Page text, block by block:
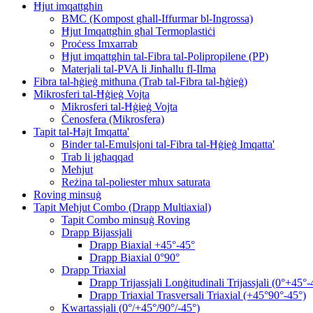
Ħjut imqattgħin
BMC (Kompost għall-Iffurmar bl-Ingrossa)
Ħjut Imqattgħin għal Termoplastiċi
Proċess Imxarrab
Ħjut imqattgħin tal-Fibra tal-Polipropilene (PP)
Materjali tal-PVA li Jinħallu fl-Ilma
Fibra tal-ħġieġ mitħuna (Trab tal-Fibra tal-ħġieġ)
Mikrosferi tal-Ħġieġ Vojta
Mikrosferi tal-Ħġieġ Vojta
Ċenosfera (Mikrosfera)
Tapit tal-Ħajt Imqatta'
Binder tal-Emulsjoni tal-Fibra tal-Ħġieġ Imqatta'
Trab li jgħaqqad
Meħjut
Reżina tal-poliester mhux saturata
Roving minsuġ
Tapit Meħjut Combo (Drapp Multiaxial)
Tapit Combo minsuġ Roving
Drapp Bijassjali
Drapp Biaxial +45°-45°
Drapp Biaxial 0°90°
Drapp Triaxial
Drapp Trijassjali Lonġitudinali Trijassjali (0°+45°-
Drapp Triaxial Trasversali Triaxial (+45°90°-45°)
Kwartassjali (0°/+45°/90°/-45°)